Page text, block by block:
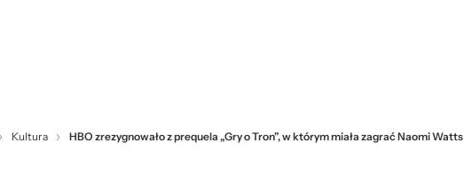
Kultura HBO zrezygnowało z prequela „Gry o Tron”, w którym miała zagrać Naomi Watts